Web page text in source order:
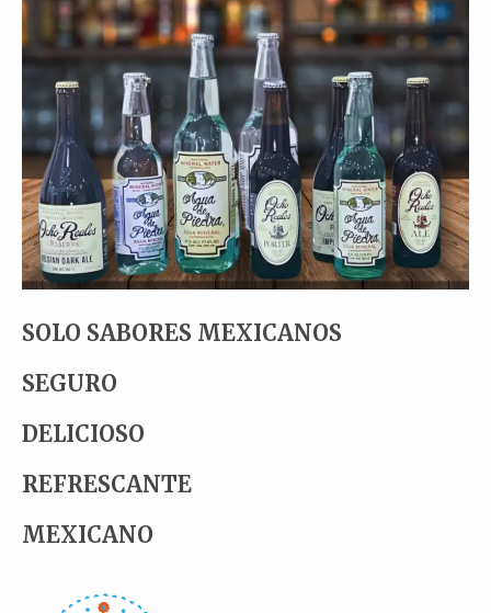
SOLO SABORES MEXICANOS
SEGURO
DELICIOSO
REFRESCANTE
MEXICANO